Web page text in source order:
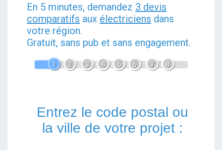
En 5 minutes, demandez 3 devis
comparatifs aux électriciens dans
votre région.
Gratuit, sans pub et sans engagement.
1 2 3 4 5 6 7 8
Entrez le code postal ou
la ville de votre projet :